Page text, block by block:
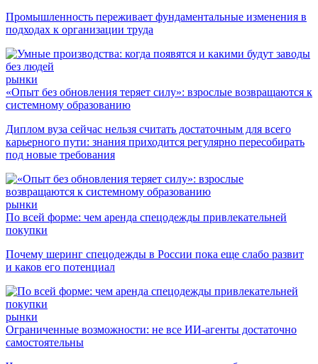
Промышленность переживает фундаментальные изменения в
подходах к организации труда
рынки
«Опыт без обновления теряет силу»: взрослые возвращаются к
системному образованию
Диплом вуза сейчас нельзя считать достаточным для всего
карьерного пути: знания приходится регулярно пересобирать
под новые требования
рынки
По всей форме: чем аренда спецодежды привлекательней
покупки
Почему шеринг спецодежды в России пока еще слабо развит
и каков его потенциал
рынки
Ограниченные возможности: не все ИИ-агенты достаточно
самостоятельны